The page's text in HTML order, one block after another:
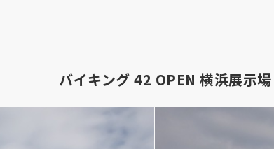
バイキング 42 OPEN 横浜展示場